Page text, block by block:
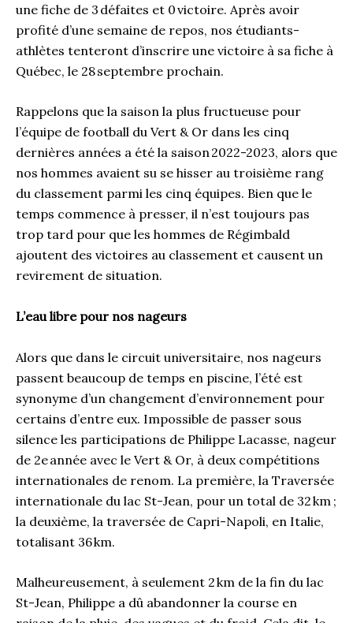
une fiche de 3 défaites et 0 victoire. Après avoir
profité d’une semaine de repos, nos étudiants-
athlètes tenteront d’inscrire une victoire à sa fiche à
Québec, le 28 septembre prochain.
Rappelons que la saison la plus fructueuse pour
l’équipe de football du Vert & Or dans les cinq
dernières années a été la saison 2022-2023, alors que
nos hommes avaient su se hisser au troisième rang
du classement parmi les cinq équipes. Bien que le
temps commence à presser, il n’est toujours pas
trop tard pour que les hommes de Régimbald
ajoutent des victoires au classement et causent un
revirement de situation.
L’eau libre pour nos nageurs
Alors que dans le circuit universitaire, nos nageurs
passent beaucoup de temps en piscine, l’été est
synonyme d’un changement d’environnement pour
certains d’entre eux. Impossible de passer sous
silence les participations de Philippe Lacasse, nageur
de 2e année avec le Vert & Or, à deux compétitions
internationales de renom. La première, la Traversée
internationale du lac St-Jean, pour un total de 32 km ;
la deuxième, la traversée de Capri-Napoli, en Italie,
totalisant 36 km.
Malheureusement, à seulement 2 km de la fin du lac
St-Jean, Philippe a dû abandonner la course en